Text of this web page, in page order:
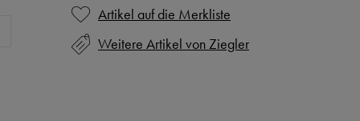
Weitere Artikel von Ziegler